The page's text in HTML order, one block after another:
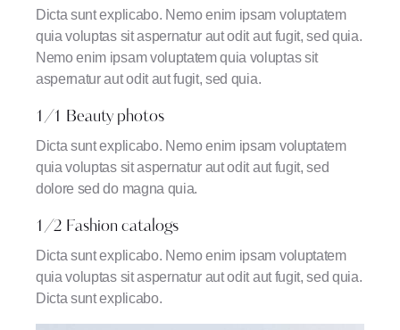
Dicta sunt explicabo. Nemo enim ipsam voluptatem
quia voluptas sit aspernatur aut odit aut fugit, sed quia.
Nemo enim ipsam voluptatem quia voluptas sit
aspernatur aut odit aut fugit, sed quia.
1/1 Beauty photos
Dicta sunt explicabo. Nemo enim ipsam voluptatem
quia voluptas sit aspernatur aut odit aut fugit, sed
dolore sed do magna quia.
1/2 Fashion catalogs
Dicta sunt explicabo. Nemo enim ipsam voluptatem
quia voluptas sit aspernatur aut odit aut fugit, sed quia.
Dicta sunt explicabo.